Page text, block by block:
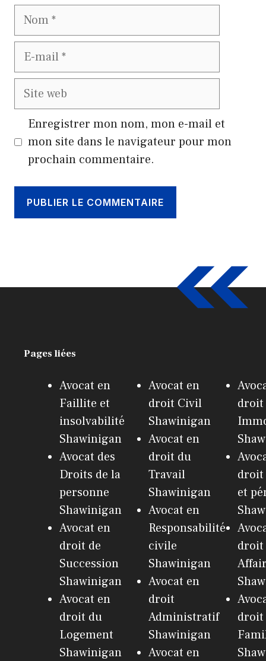
Nom
E-
mail
Site
web
Enregistrer mon nom, mon e-mail et
mon site dans le navigateur pour mon
prochain commentaire.
Pages liées
Avocat en
Faillite et
insolvabilité
Shawinigan
Avocat des
Droits de la
personne
Shawinigan
Avocat en
droit de
Succession
Shawinigan
Avocat en
droit du
Logement
Shawinigan
Avocat en
droit Civil
Shawinigan
Avocat en
droit du
Travail
Shawinigan
Avocat en
Responsabilité
civile
Shawinigan
Avocat en
droit
Administratif
Shawinigan
Avocat en
droit
et
droit
droit